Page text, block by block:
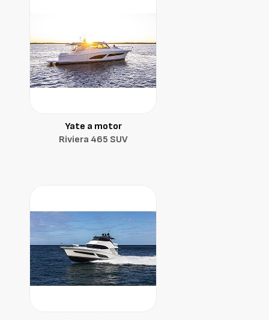
Yate a motor
Riviera 465 SUV